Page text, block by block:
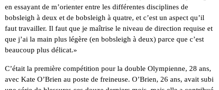
en essayant de m’orienter entre les différentes disciplines de
bobsleigh à deux et de bobsleigh à quatre, et c’est un aspect qu’il
faut travailler. Il faut que je maîtrise le niveau de direction requise et
que j’ai la main plus légère (en bobsleigh à deux) parce que c’est
beaucoup plus délicat.»
C’était la première compétition pour la double Olympienne, 28 ans,
avec Kate O’Brien au poste de freineuse. O’Brien, 26 ans, avait subi